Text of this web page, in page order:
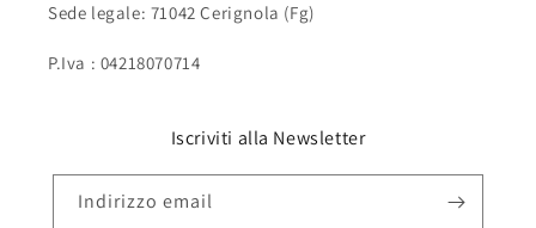
Sede legale: 71042 Cerignola (Fg)
P.Iva : 04218070714
Iscriviti alla Newsletter
Indirizzo email